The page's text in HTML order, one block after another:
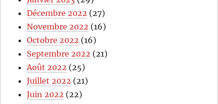
Décembre 2022 (27)
Novembre 2022 (16)
Octobre 2022 (16)
Septembre 2022 (21)
Août 2022 (25)
Juillet 2022 (21)
Juin 2022 (22)